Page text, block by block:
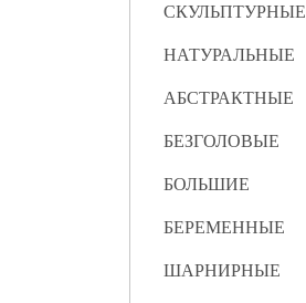
СКУЛЬПТУРНЫЕ
НАТУРАЛЬНЫЕ
АБСТРАКТНЫЕ
БЕЗГОЛОВЫЕ
БОЛЬШИЕ
БЕРЕМЕННЫЕ
ШАРНИРНЫЕ